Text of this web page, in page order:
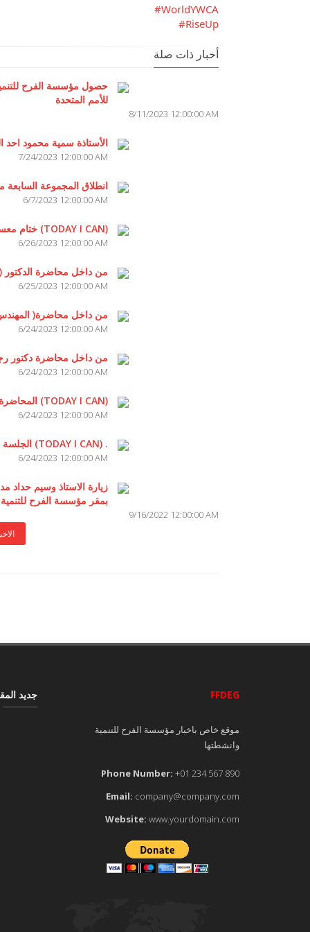
#WorldYWCA
#RiseUp
أخبار ذات صلة
حصول مؤسسة الفرح
للأمم المتحدة
8/11/2023 12:00:00 AM
الأستاذة سمية محمود
7/24/2023 12:00:00 AM
انطلاق المجموعة
6/7/2023 12:00:00 AM
ختام معسكر (TODAY I CAN)
6/26/2023 12:00:00 AM
من داخل محاضرة
6/25/2023 12:00:00 AM
من داخل محاضرة(
6/24/2023 12:00:00 AM
من داخل محاضرة دكتور
6/24/2023 12:00:00 AM
المحاضرة الاولي من معسكر (TODAY I CAN)
6/24/2023 12:00:00 AM
الجلسة الافتتاحية من معسكر (TODAY I CAN) .
6/24/2023 12:00:00 AM
زيارة الاستاذ وسيم حداد
بمقر مؤسسة الفرح للتنمية
9/16/2022 12:00:00 AM
جديد FFDEG
موقع خاص باخبار مؤسسة الفرح للتنمية
وانشطتها
Phone Number: +01 234 567 890
Email: company@company.com
Website: www.yourdomain.com